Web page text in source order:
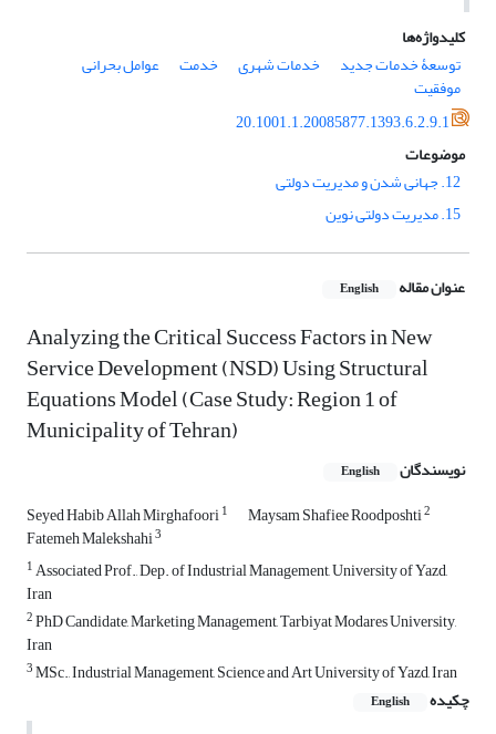
کلیدواژه‌ها
توسعۀ خدمات جدید
خدمات شهری خدمت عوامل بحرانی
موفقیت
20.1001.1.20085877.1393.6.2.9.1
موضوعات
12. جهانی شدن و مدیریت دولتی
15. مدیریت دولتی نوین
عنوان مقاله English
Analyzing the Critical Success Factors in New
Service Development (NSD) Using Structural
Equations Model (Case Study: Region 1 of
Municipality of Tehran)
نویسندگان English
Seyed Habib Allah Mirghafoori1 Maysam Shafiee Roodposhti2
Fatemeh Malekshahi3
1Associated Prof., Dep. of Industrial Management, University of Yazd,
Iran
2PhD Candidate, Marketing Management, Tarbiyat Modares University,
Iran
3MSc., Industrial Management, Science and Art University of Yazd, Iran
چکیده
English